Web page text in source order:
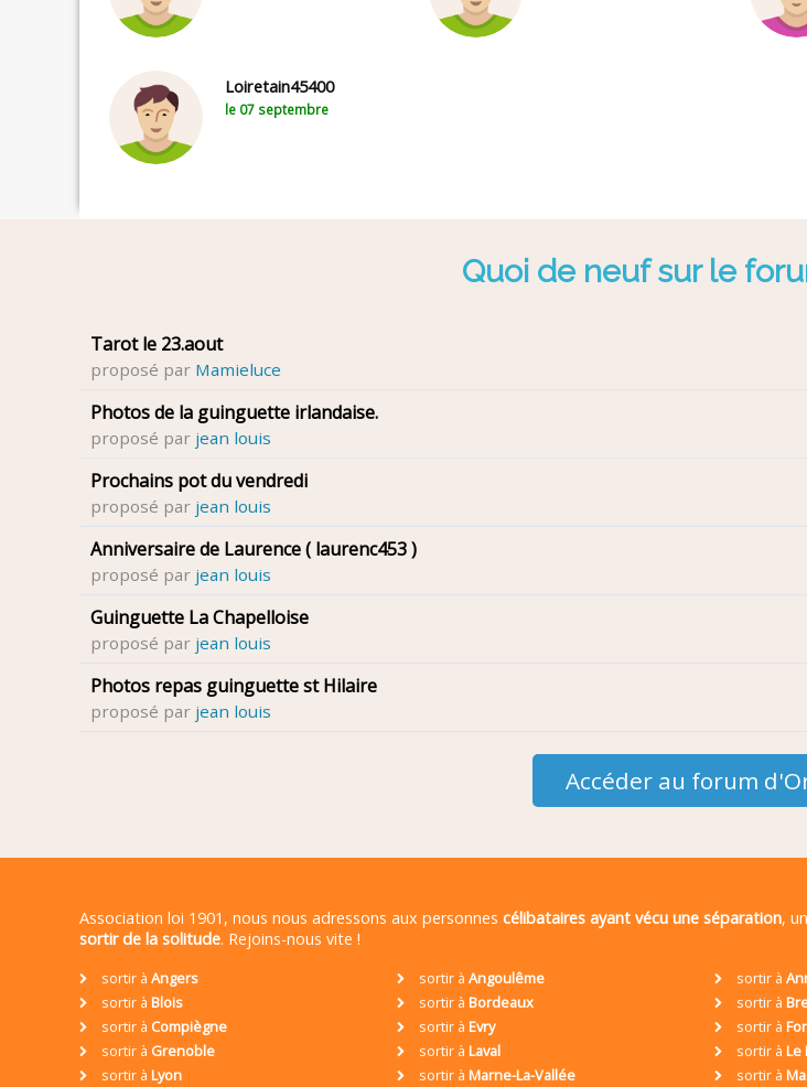
Loiretain45400
le 07 septembre
Quoi de neuf sur le
Tarot le 23.aout
proposé par Mamieluce
Photos de la guinguette irlandaise.
proposé par jean louis
Prochains pot du vendredi
proposé par jean louis
Anniversaire de Laurence ( laurenc453 )
proposé par jean louis
Guinguette La Chapelloise
proposé par jean louis
Photos repas guinguette st Hilaire
proposé par jean louis
Accéder au forum
Association loi 1901, nous nous adressons aux personnes célibataires ayant vécu une séparation,
sortir de la solitude. Rejoins-nous vite !
sortir à Angers sortir à Angoulême sortir à
sortir à Blois sortir à Bordeaux sortir à
sortir à Compiègne sortir à Evry sortir à
sortir à Grenoble sortir à Laval sortir à Le
sortir à Lyon sortir à Marne-La-Vallée sortir à